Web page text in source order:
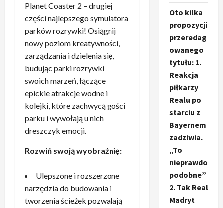
Planet Coaster 2 – drugiej
części najlepszego symulatora
parków rozrywki! Osiągnij
nowy poziom kreatywności,
zarządzania i dzielenia się,
budując parki rozrywki
swoich marzeń, łączące
epickie atrakcje wodne i
kolejki, które zachwycą gości
parku i wywołają u nich
dreszczyk emocji.
Rozwiń swoją wyobraźnię:
Ulepszone i rozszerzone
narzędzia do budowania i
tworzenia ścieżek pozwalają
Oto kilka
propozycji
przeredag
owanego
tytułu: 1.
Reakcja
piłkarzy
Realu po
starciu z
Bayernem
zadziwia.
„To
nieprawdo
podobne”
2. Tak Real
Madryt